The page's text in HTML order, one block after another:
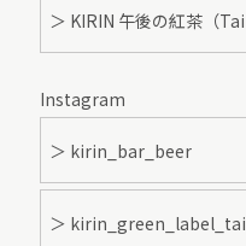
Instagram
＞ kirin_bar_beer